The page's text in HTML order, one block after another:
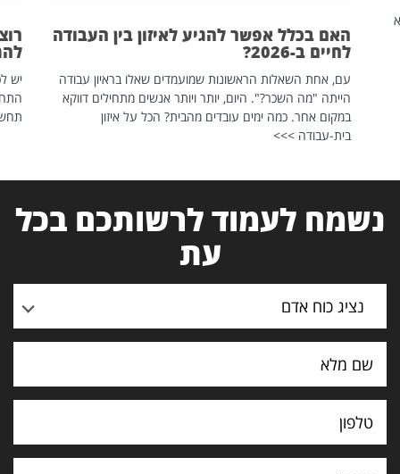
האם בכלל אפשר להגיע לאיזון בין העבודה
לחיים ב-2026?
עם, אחת השאלות הראשונות שמועמדים שאלו בראיון עבודה
הייתה "מה השכר?". היום, יותר ויותר אנשים מתחילים דווקא
במקום אחר. כמה ימים עובדים מהבית? הכל על איזון
בית-עבודה >>>
יש
נשמח לעמוד לרשותכם בכל
עת
נציג כוח אדם